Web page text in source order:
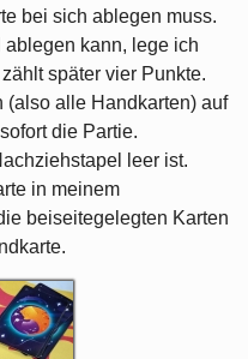
bei sich ablegen muss.
kann, lege ich
später vier Punkte.
(also alle Handkarten) auf
die Partie.
leer ist.
in meinem
beiseitegelegten Karten